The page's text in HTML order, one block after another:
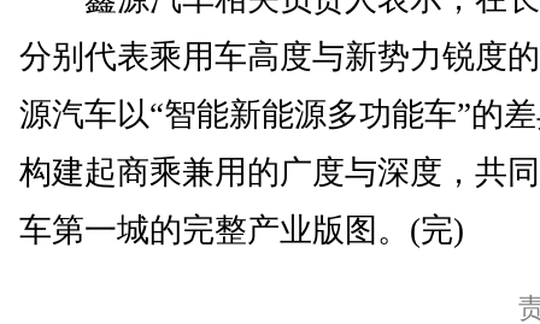
分别代表乘用车高度与新势力锐度
源汽车以“智能新能源多功能车”的
构建起商乘兼用的广度与深度，共
车第一城的完整产业版图。(完)